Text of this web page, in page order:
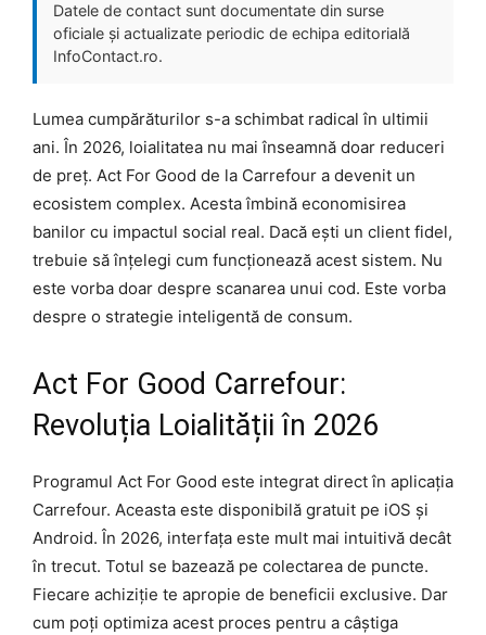
Datele de contact sunt documentate din surse
oficiale și actualizate periodic de echipa editorială
InfoContact.ro.
Lumea cumpărăturilor s-a schimbat radical în ultimii
ani. În 2026, loialitatea nu mai înseamnă doar reduceri
de preț. Act For Good de la Carrefour a devenit un
ecosistem complex. Acesta îmbină economisirea
banilor cu impactul social real. Dacă ești un client fidel,
trebuie să înțelegi cum funcționează acest sistem. Nu
este vorba doar despre scanarea unui cod. Este vorba
despre o strategie inteligentă de consum.
Act For Good Carrefour:
Revoluția Loialității în 2026
Programul Act For Good este integrat direct în aplicația
Carrefour. Aceasta este disponibilă gratuit pe iOS și
Android. În 2026, interfața este mult mai intuitivă decât
în trecut. Totul se bazează pe colectarea de puncte.
Fiecare achiziție te apropie de beneficii exclusive. Dar
cum poți optimiza acest proces pentru a câștiga